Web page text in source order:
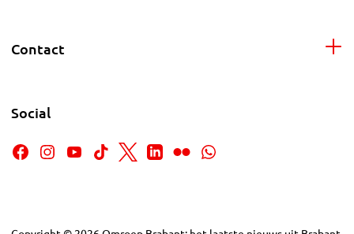
Contact
Social